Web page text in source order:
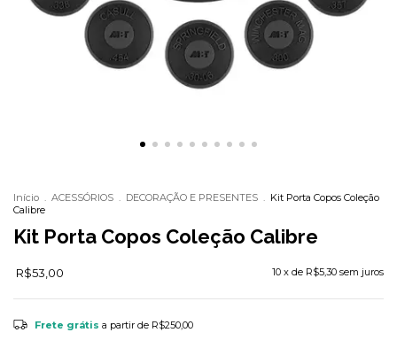
Início . ACESSÓRIOS . DECORAÇÃO E PRESENTES . Kit Porta Copos Coleção
Calibre
Kit Porta Copos Coleção Calibre
R$53,00 10 x de R$5,30 sem juros
Frete grátis a partir de R$250,00